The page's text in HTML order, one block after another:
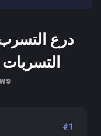
درع
#1